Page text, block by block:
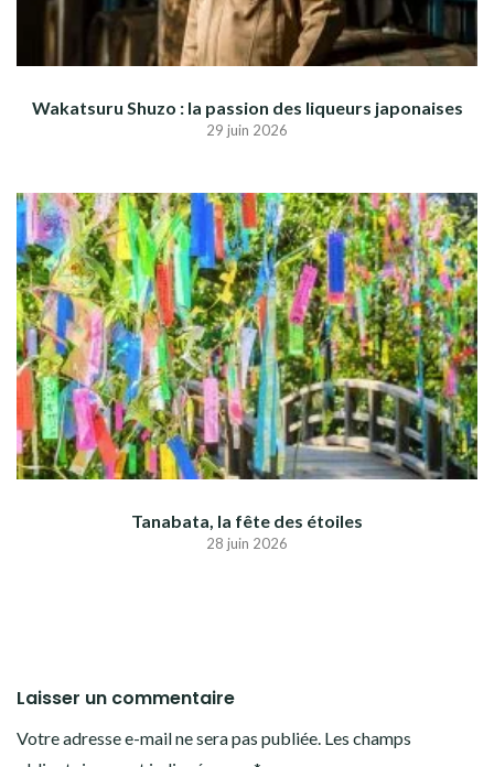
Wakatsuru Shuzo : la passion des liqueurs japonaises
29 juin 2026
Tanabata, la fête des étoiles
28 juin 2026
Laisser un commentaire
Votre adresse e-mail ne sera pas publiée. Les champs